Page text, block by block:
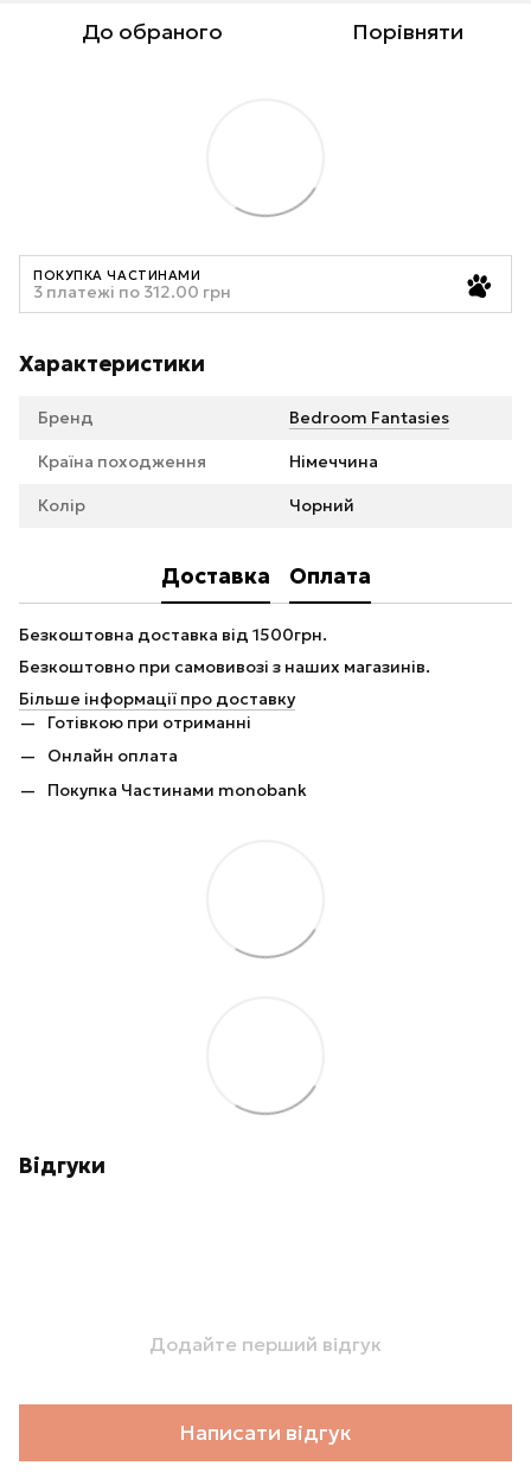
До обраного Порівняти
ПОКУПКА ЧАСТИНАМИ
3 платежі по 312.00 грн
Характеристики
Бренд Bedroom Fantasies
Країна походження Німеччина
Колір Чорний
Доставка Оплата
Безкоштовна доставка від 1500грн.
Безкоштовно при самовивозі з наших магазинів.
Більше інформації про доставку
Готівкою при отриманні
Онлайн оплата
Покупка Частинами monobank
Відгуки
Додайте перший відгук
Написати відгук